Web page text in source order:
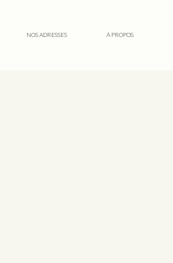
NOS ADRESSES À PROPOS